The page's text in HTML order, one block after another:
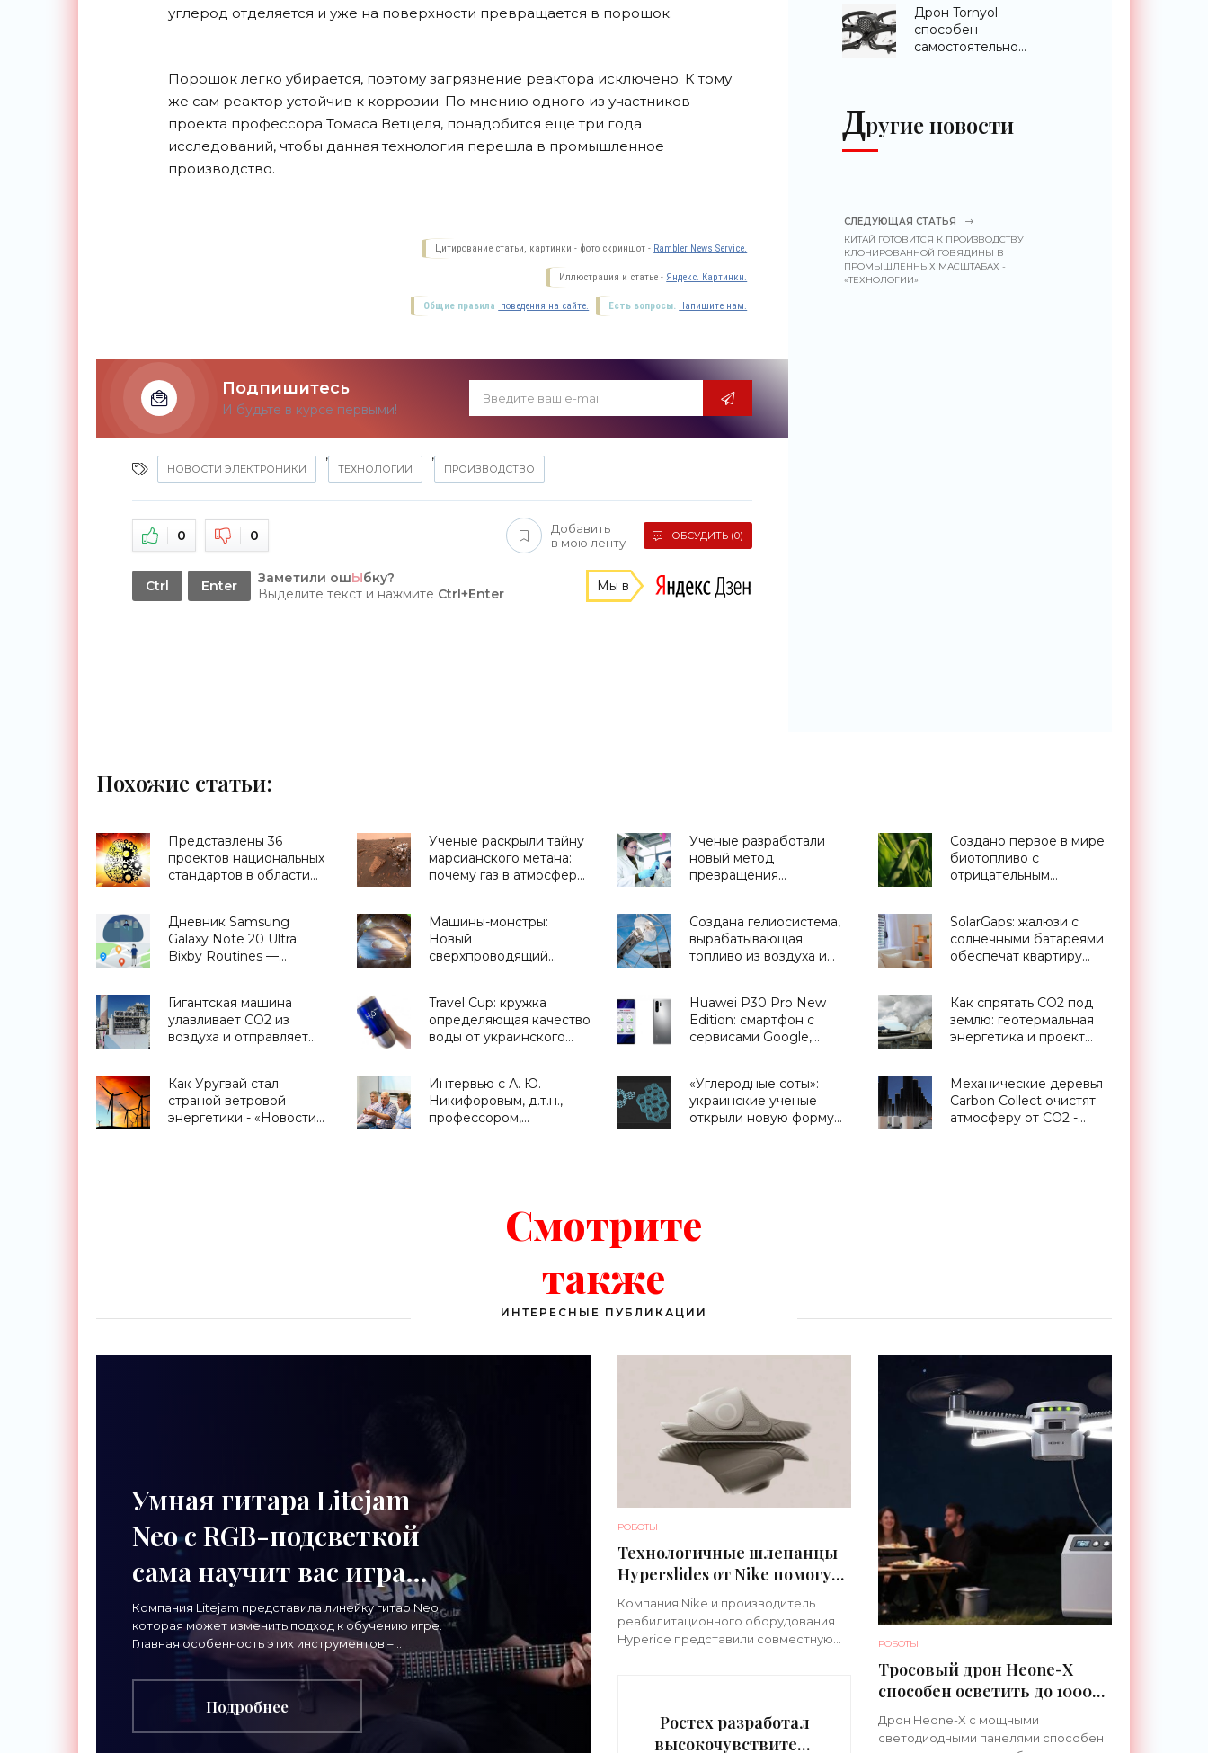
углерод отделяется и уже на поверхности превращается в порошок.
Порошок легко убирается, поэтому загрязнение реактора исключено. К тому
же сам реактор устойчив к коррозии. По мнению одного из участников
проекта профессора Томаса Ветцеля, понадобится еще три года
исследований, чтобы данная технология перешла в промышленное
производство.
Цитирование статьи, картинки - фото скриншот - Rambler News Service.
Иллюстрация к статье - Яндекс. Картинки.
Есть вопросы. Напишите нам.
Общие правила поведения на сайте.
Подпишитесь
И будьте в курсе первыми!
НОВОСТИ ЭЛЕКТРОНИКИ
,
ТЕХНОЛОГИИ
,
ПРОИЗВОДСТВО
0 0
Добавить
в мою ленту
ОБСУДИТЬ (0)
Ctrl Enter Заметили ошЫбку?
Выделите текст и нажмите Ctrl+Enter Мы в
«Беспилотники»
Дрон Tornyol
способен
самостоятельно
Другие новости
СЛЕДУЮЩАЯ СТАТЬЯ
КИТАЙ ГОТОВИТСЯ К ПРОИЗВОДСТВУ
КЛОНИРОВАННОЙ ГОВЯДИНЫ В
ПРОМЫШЛЕННЫХ МАСШТАБАХ -
«ТЕХНОЛОГИИ»
Похожие статьи:
Представлены 36
проектов национальных
стандартов в области
Ученые раскрыли тайну
марсианского метана:
почему газ в атмосфере
Ученые разработали
новый метод
превращения
- «Технологии»
Создано первое в мире
биотопливо с
отрицательным
Дневник Samsung
Galaxy Note 20 Ultra:
Bixby Routines —
будущее - «Смартфоны»
Машины-монстры:
Новый
сверхпроводящий
"зажечь" термоядерный
синтез - «Смартфоны»
Создана гелиосистема,
вырабатывающая
топливо из воздуха и
SolarGaps: жалюзи с
солнечными батареями
обеспечат квартиру
«Новости Электроники»
Гигантская машина
улавливает CO2 из
воздуха и отправляет
«Технологии»
Travel Cup: кружка
определяющая качество
воды от украинского
Huawei P30 Pro New
Edition: смартфон с
сервисами Google,
Huawei P40 Pro и
ценником в 750 евро -
«Смартфоны»
Как спрятать CO2 под
землю: геотермальная
энергетика и проект
Как Уругвай стал
страной ветровой
энергетики - «Новости
Интервью с А. Ю.
Никифоровым, д.т.н.,
профессором,
МИФИ - «Смартфоны»
«Углеродные соты»:
украинские ученые
открыли новую форму
Механические деревья
Carbon Collect очистят
атмосферу от CO2 -
Смотрите
также
ИНТЕРЕСНЫЕ ПУБЛИКАЦИИ
Умная гитара Litejam
Neo с RGB-подсветкой
сама научит вас играть
- «Гаджеты»
Компания Litejam представила линейку гитар Neo,
которая может изменить подход к обучению игре.
Главная особенность этих инструментов –
встроенная RGB-подсветка грифа. Светодиоды
Подробнее
РОБОТЫ
Технологичные шлепанцы
Hyperslides от Nike помогут
расслабить усталые ноги
после тренировки -
«Гаджеты»
Компания Nike и производитель
реабилитационного оборудования
Hyperice представили совместную
РОБОТЫ
Тросовый дрон Heone-X
способен осветить до 1000
квадратных метров земли -
«Беспилотники»
Дрон Heone-X с мощными
светодиодными панелями способен
Ростех разработал
высокочувствительный